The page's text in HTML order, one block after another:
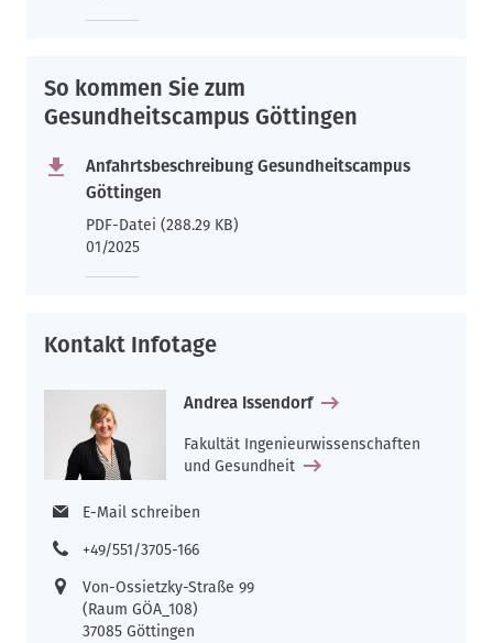
So kommen Sie zum
Gesundheitscampus Göttingen
Anfahrtsbeschreibung Gesundheitscampus
Göttingen
PDF-Datei (288.29 KB)
01/2025
Kontakt Infotage
Andrea Issendorf
Fakultät Ingenieurwissenschaften
und Gesundheit
E-Mail schreiben
+49/551/3705-166
Von-Ossietzky-Straße 99
(Raum GÖA_108)
37085 Göttingen